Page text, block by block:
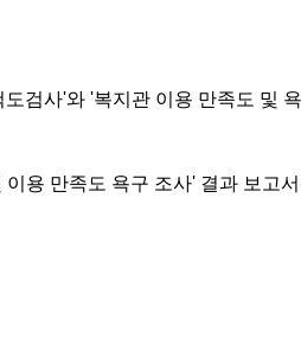
검사'와 '복지관 이용 만족도 및
용 만족도 욕구 조사' 결과 보고